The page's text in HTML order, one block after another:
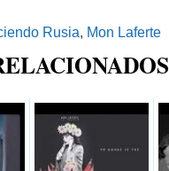
Rusia, Mon Laferte